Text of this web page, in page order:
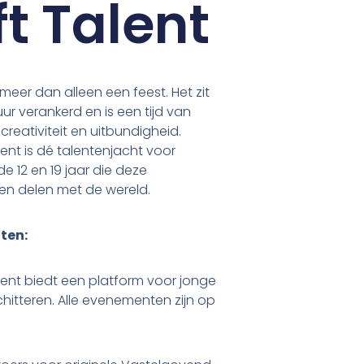
Talent
dan alleen een feest. Het zit
verankerd en is een tijd van
en uitbundigheid.
is dé talentenjacht voor
12 en 19 jaar die deze
delen met de wereld.
biedt een platform voor jonge
Alle evenementen zijn op